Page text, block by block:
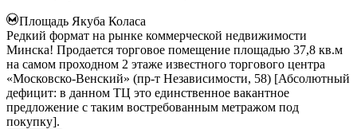
Площадь Якуба Коласа
Редкий формат на рынке коммерческой недвижимости
Минска! Продается торговое помещение площадью 37,8 кв.м
на самом проходном 2 этаже известного торгового центра
«Московско-Венский» (пр-т Независимости, 58) [Абсолютный
дефицит: в данном ТЦ это единственное вакантное
предложение с таким востребованным метражом под
покупку].